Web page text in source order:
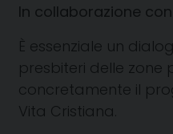
In collaborazione
È essenziale un
presbiteri delle
concretamente il
Vita Cristiana.